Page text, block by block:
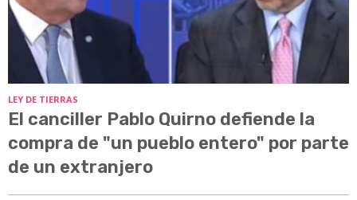
LEY DE TIERRAS
El canciller Pablo Quirno defiende la
compra de "un pueblo entero" por parte
de un extranjero